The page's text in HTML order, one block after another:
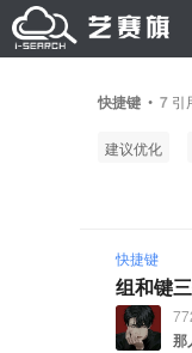
快捷键 •7 引
建议优化
快捷键
组和键
那